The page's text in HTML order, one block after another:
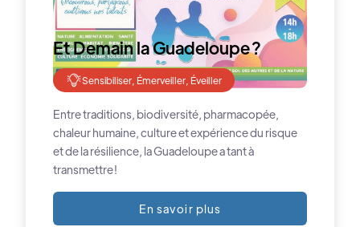
Et Demain la Guadeloupe ?
Sensibiliser, Émerveiller, Éveiller
Entre traditions, biodiversité, pharmacopée,
chaleur humaine, culture et expérience du risque
et de la résilience, la Guadeloupe a tant à
transmettre !
En savoir plus